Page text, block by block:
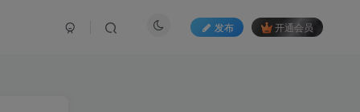
发布 开通会员